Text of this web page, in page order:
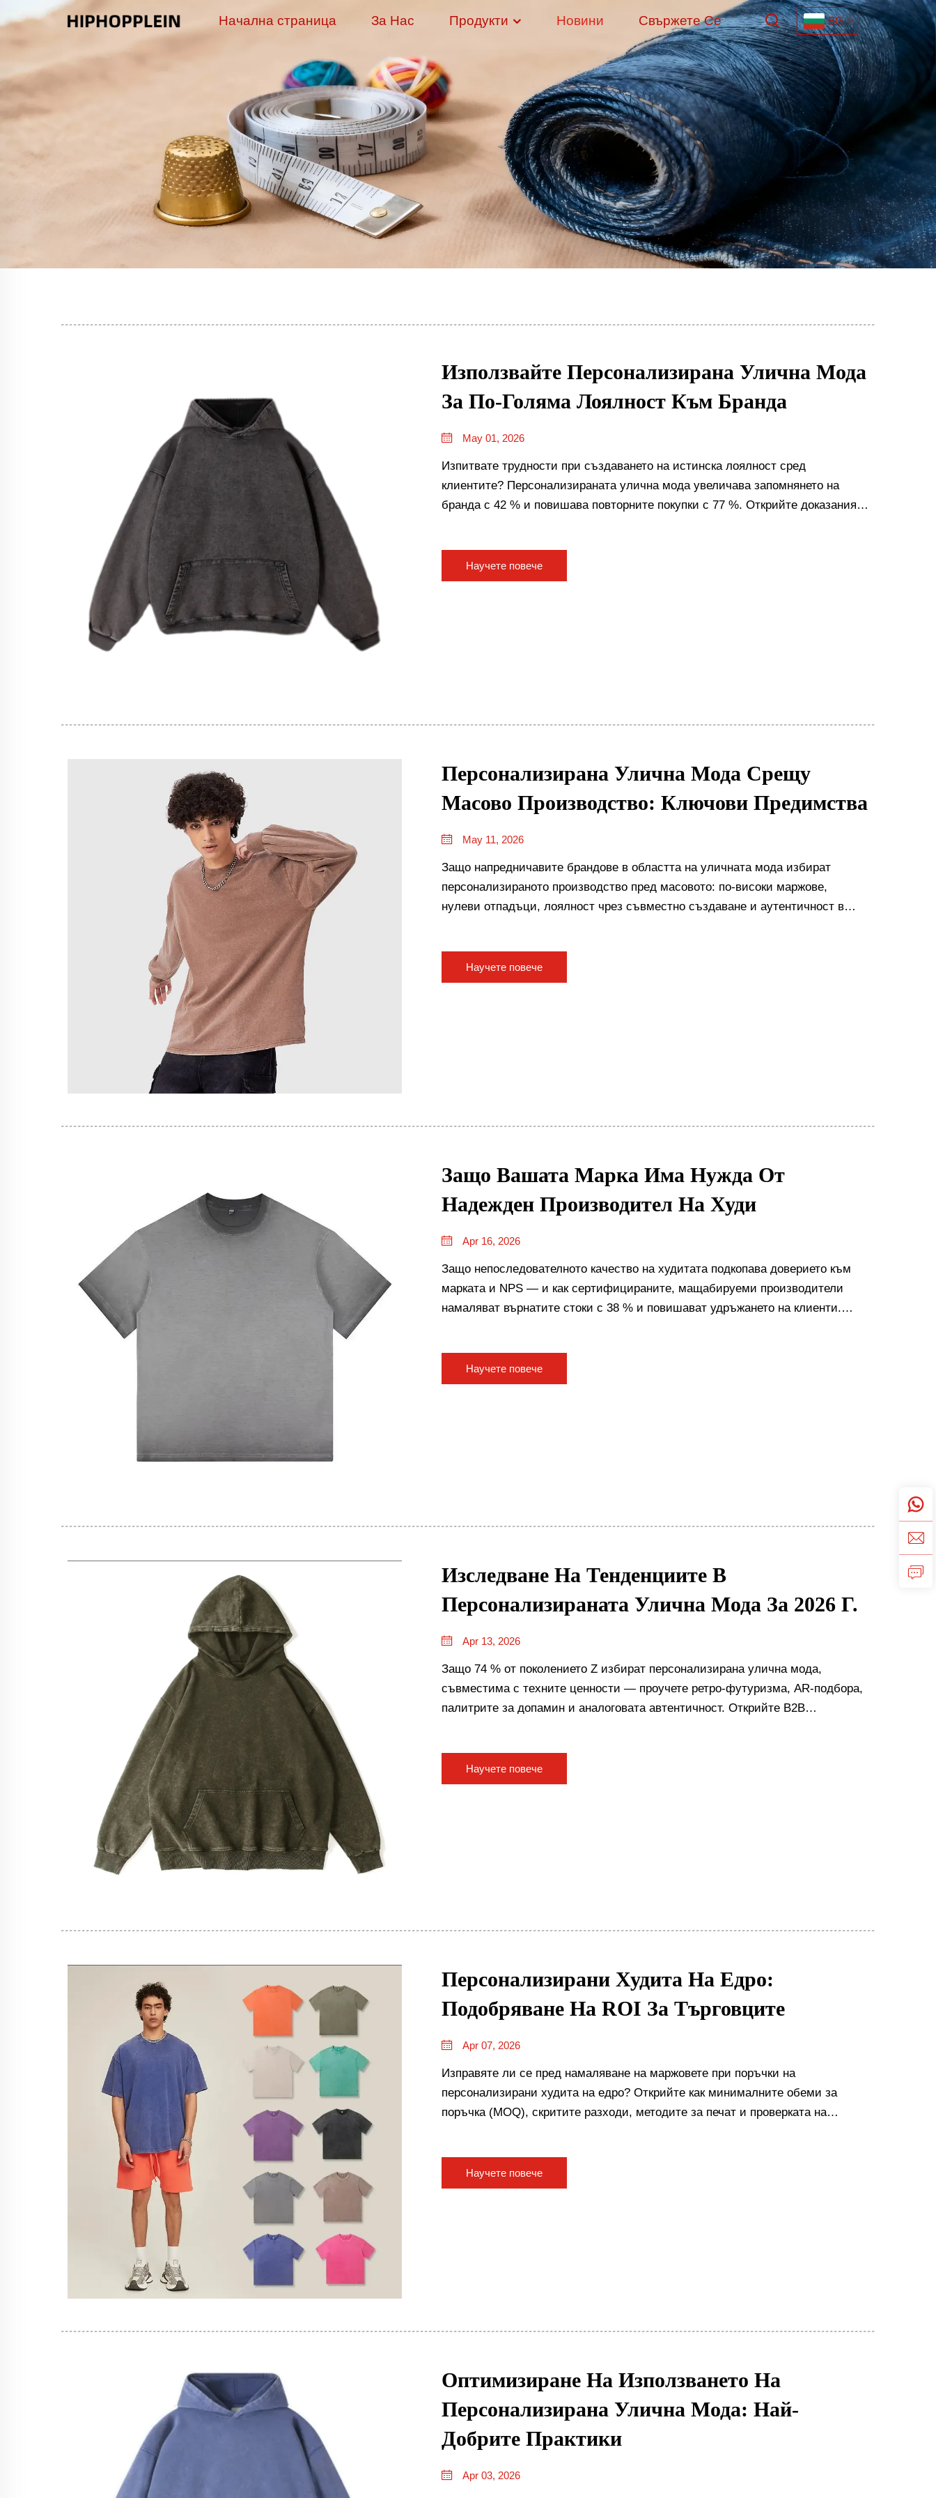
Начална страница За Нас Продукти Новини Свържете Се BG
Използвайте Персонализирана Улична Мода
За По-Голяма Лоялност Към Бранда
May 01, 2026
Изпитвате трудности при създаването на истинска лоялност сред
клиентите? Персонализираната улична мода увеличава запомнянето на
бранда с 42 % и повишава повторните покупки с 77 %. Открийте доказания
Научете повече
Персонализирана Улична Мода Срещу
Масово Производство: Ключови Предимства
May 11, 2026
Защо напредничавите брандове в областта на уличната мода избират
персонализираното производство пред масовото: по-високи маржове,
нулеви отпадъци, лоялност чрез съвместно създаване и аутентичност в
Научете повече
Защо Вашата Марка Има Нужда От
Надежден Производител На Худи
Apr 16, 2026
Защо непоследователното качество на худитата подкопава доверието към
марката и NPS — и как сертифицираните, мащабируеми производители
намаляват върнатите стоки с 38 % и повишават удръжането на клиенти.
Научете повече
Изследване На Тенденциите В
Персонализираната Улична Мода За 2026 Г.
Apr 13, 2026
Защо 74 % от поколението Z избират персонализирана улична мода,
съвместима с техните ценности — проучете ретро-футуризма, AR-подбора,
палитрите за допамин и аналоговата автентичност. Открийте B2B
Научете повече
Персонализирани Худита На Едро:
Подобряване На ROI За Търговците
Apr 07, 2026
Изправяте ли се пред намаляване на маржовете при поръчки на
персонализирани худита на едро? Открийте как минималните обеми за
поръчка (MOQ), скритите разходи, методите за печат и проверката на
Научете повече
Оптимизиране На Използването На
Персонализирана Улична Мода: Най-
Добрите Практики
Apr 03, 2026